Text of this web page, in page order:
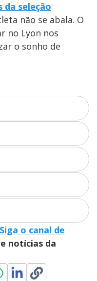
da seleção
não se abala. O
no Lyon nos
o sonho de
Siga o canal de
notícias da